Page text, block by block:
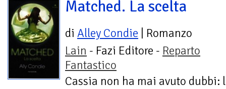
Matched. La scelta
di Alley Condie | Romanzo
Lain - Fazi Editore - Reparto
Fantastico
Cassia non ha mai avuto dubbi: